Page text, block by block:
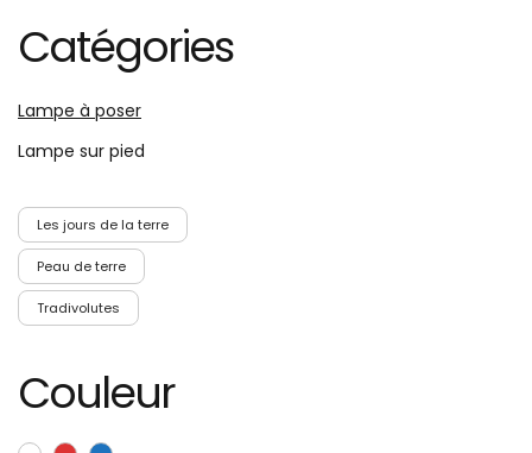
Catégories
Lampe à poser
Lampe sur pied
Les jours de la terre
Peau de terre
Tradivolutes
Couleur